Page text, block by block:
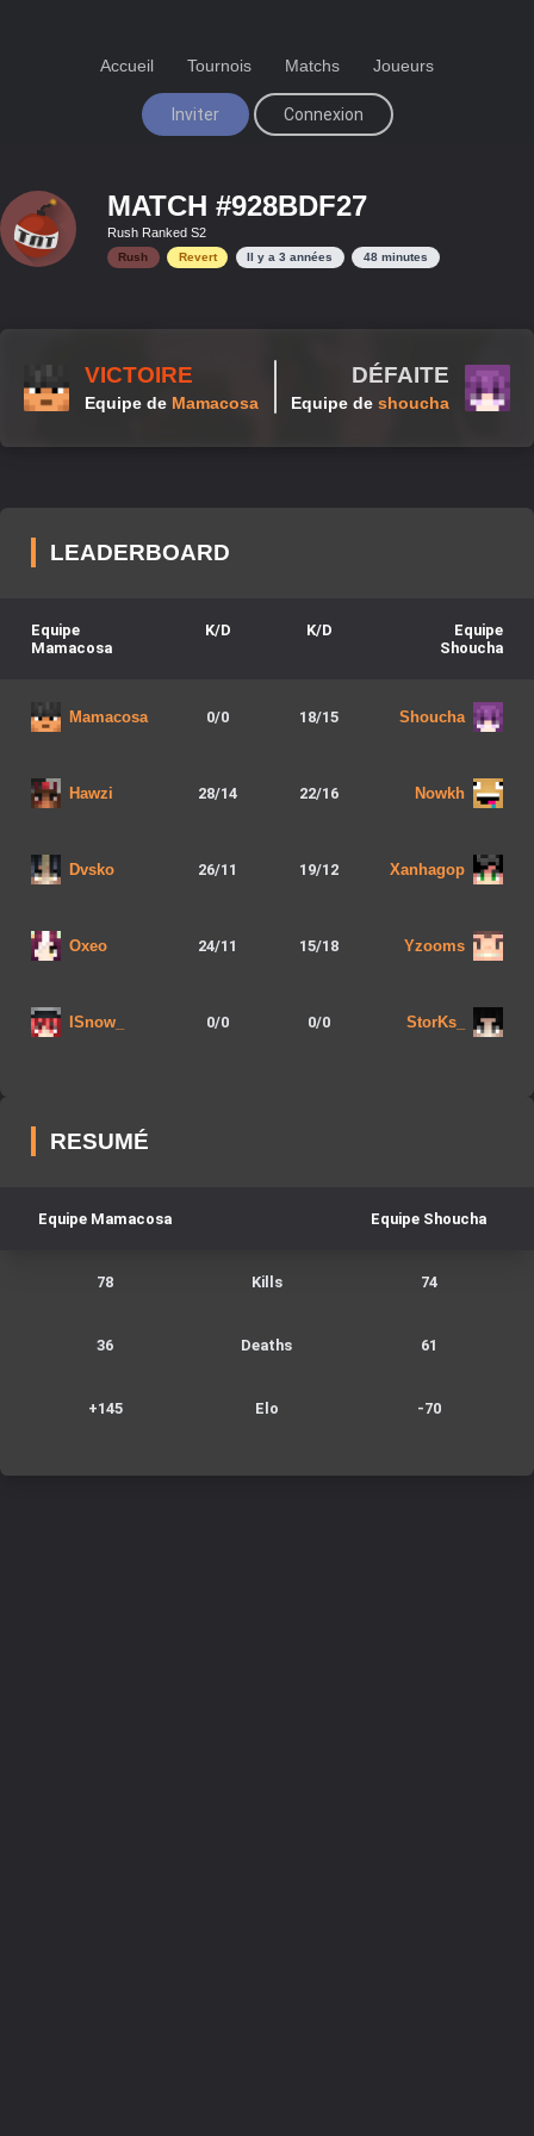
Accueil Tournois Matchs Joueurs
Inviter Connexion
MATCH #928BDF27
Rush Ranked S2
Rush Revert Il y a3 années 48minutes
VICTOIRE
Equipe de Mamacosa
DÉFAITE
Equipe de shoucha
LEADERBOARD
Equipe
Mamacosa
K/D K/D
Equipe
Shoucha
Mamacosa 0/0 18/15 Shoucha
Hawzi 28/14 22/16 Nowkh
Dvsko 26/11 19/12 Xanhagop
Oxeo 24/11 15/18 Yzooms
ISnow_ 0/0 0/0 StorKs_
RESUMÉ
Equipe Mamacosa Equipe Shoucha
78 Kills 74
36 Deaths 61
+145 Elo -70